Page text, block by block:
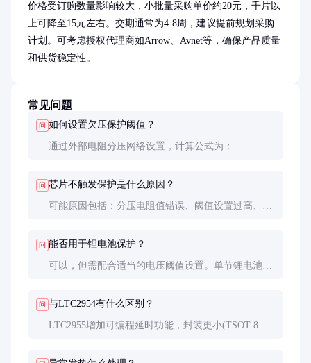
价格受订购数量影响较大，小批量采购单价约20元，千片以
上可降至15元左右。交期通常为4-8周，建议提前规划采购
计划。可考虑授权代理商如Arrow、Avnet等，确保产品质量
和供货稳定性。
常见问题
问 如何设置欠压保护阈值？
通过外部电阻分压网络设置，计算公式为：
问 芯片不触发保护是什么原因？
可能原因包括：分压电阻值错误、阈值设置过高、延
问 能否用于锂电池保护？
可以，但需配合适当的电压阈值设置。单节锂电池通
问 与LTC2954有什么区别？
LTC2955增加可编程延时功能，封装更小(TSOT-8 vs